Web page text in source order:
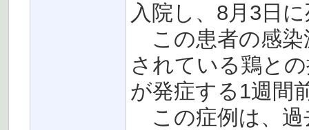
入院し、8月3日
この患者の感染
されている鶏と
が発症する1週間
この症例は、過